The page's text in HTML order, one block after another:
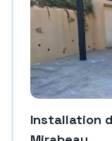
Installation